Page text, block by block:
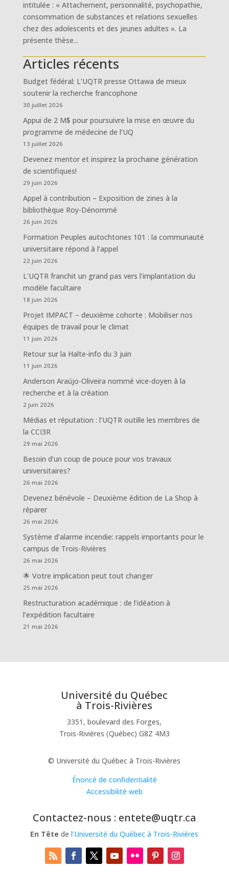
intitulée : « Attachement, personnalité, psychopathie,
consommation de substances et relations sexuelles
chez des adolescents et des jeunes adultes ». La
présente thèse...
Articles récents
Budget fédéral: L’UQTR presse Ottawa de mieux
soutenir la recherche francophone
30 juillet 2026
Appui de 2 M$ pour poursuivre la mise en œuvre du
programme de médecine de l’UQ
13 juillet 2026
Devenez mentor et inspirez la prochaine génération
de scientifiques!
29 juin 2026
Appel à contribution – Exposition de zines à la
bibliothèque Roy-Dénommé
26 juin 2026
Formation Peuples autochtones 101 : la communauté
universitaire répond à l’appel
22 juin 2026
L’UQTR franchit un grand pas vers l’implantation du
modèle facultaire
18 juin 2026
Projet IMPACT – deuxième cohorte : Mobiliser nos
équipes de travail pour le climat
11 juin 2026
Retour sur la Halte-info du 3 juin
11 juin 2026
Anderson Araújo-Oliveira nommé vice-doyen à la
recherche et à la création
2 juin 2026
Médias et réputation : l’UQTR outille les membres de
la CCI3R
29 mai 2026
Besoin d’un coup de pouce pour vos travaux
universitaires?
26 mai 2026
Devenez bénévole – Deuxième édition de La Shop à
réparer
26 mai 2026
Système d’alarme incendie: rappels importants pour le
campus de Trois-Rivières
26 mai 2026
🌟 Votre implication peut tout changer
25 mai 2026
Restructuration académique : de l’idéation à
l’expédition facultaire
21 mai 2026
Université du Québec
à Trois-Rivières
3351, boulevard des Forges,
Trois-Rivières (Québec) G8Z 4M3
© Université du Québec à Trois-Rivières
Énoncé de confidentialité
Accessibilité web
Contactez-nous : entete@uqtr.ca
En Tête del’Université du Québec à Trois-Rivières